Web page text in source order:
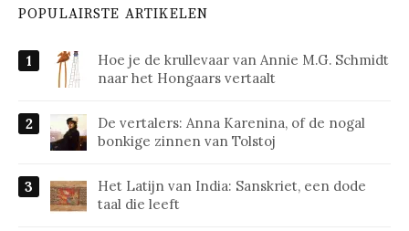
POPULAIRSTE ARTIKELEN
Hoe je de krullevaar van Annie M.G. Schmidt
naar het Hongaars vertaalt
De vertalers: Anna Karenina, of de nogal
bonkige zinnen van Tolstoj
Het Latijn van India: Sanskriet, een dode
taal die leeft